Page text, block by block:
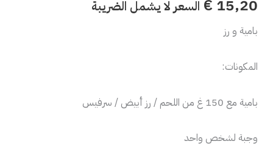
€ 15,20 السعر لا يشمل الضريبة
بامية و رز
المكونات:
بامية مع 150 غ من اللحم / رز أبيض / سرفيس
وجبة لشخص واحد